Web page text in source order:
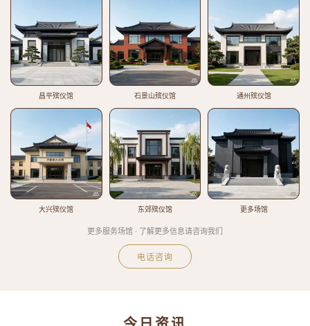
昌平殡仪馆 石景山殡仪馆 通州殡仪馆
大兴殡仪馆 东郊殡仪馆 更多场馆
更多服务场馆 · 了解更多信息请咨询我们
电话咨询